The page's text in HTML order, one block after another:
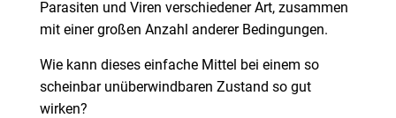
Parasiten und Viren verschiedener Art, zusammen
mit einer großen Anzahl anderer Bedingungen.
Wie kann dieses einfache Mittel bei einem so
scheinbar unüberwindbaren Zustand so gut
wirken?